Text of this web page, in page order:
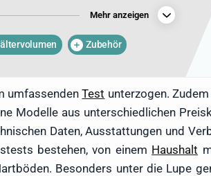
er von Kollegen als wandelndes
umfassende Wissen, ergänzt
im aktuellen Staubsauger-Test
Mehr anzeigen
Zubehör
umfassendenTest unterzogen.
Modelle aus unterschiedlichen
Daten, Ausstattungen und
bestehen, von einem Haushalt
Besonders unter die Lupe